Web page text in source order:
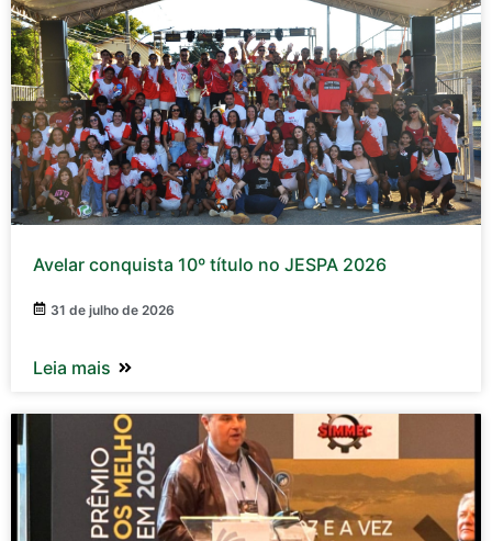
Avelar conquista 10º título no JESPA 2026
31 de julho de 2026
Leia mais